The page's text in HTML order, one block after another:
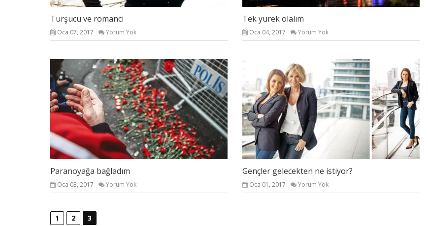
Turşucu ve romancı
Oca 07, 2017 Yorum Yok
Tek yürek olalım
Oca 04, 2017 Yorum Yok
Paranoyağa bağladım
Oca 03, 2017 Yorum Yok
Gençler gelecekten ne istiyor?
Oca 01, 2017 Yorum Yok
1 2 3